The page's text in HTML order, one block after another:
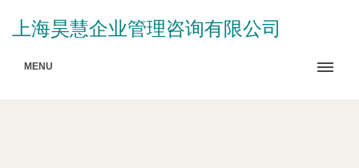
上海昊慧企业管理咨询有限公司
MENU